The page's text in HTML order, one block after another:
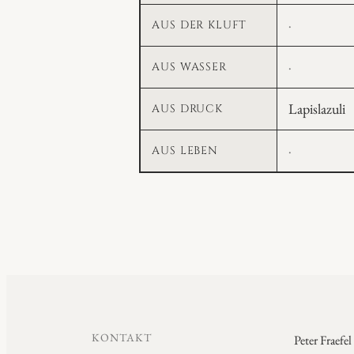
Entstehung
und
(Spalten)
—
noch
kein
Stein
AUS DER KLUFT
Lücke
—
noch
kein
Stein
·
AUS WASSER
Lücke
—
noch
kein
Stein
·
AUS DRUCK Lapislazuli
AUS LEBEN
Lücke
—
·
KONTAKT
Peter Fraefel